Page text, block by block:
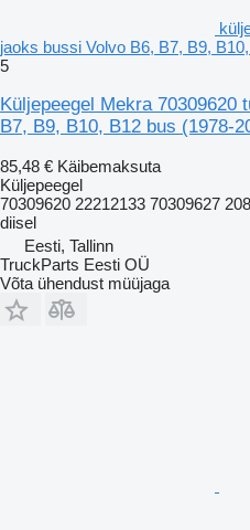
jaoks bussi Volvo B6, B7, B9,
5
Küljepeegel Mekra 70309620
B7, B9, B10, B12 bus (1978-
85,48 € Käibemaksuta
Küljepeegel
70309620 22212133 70309627
diisel
Eesti, Tallinn
TruckParts Eesti OÜ
Võta ühendust müüjaga